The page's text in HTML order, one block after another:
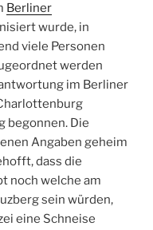
Berliner
wurde, in
viele Personen
werden
im Berliner
begonnen. Die
Angaben geheim
dass die
noch welche am
sein würden,
eine Schneise